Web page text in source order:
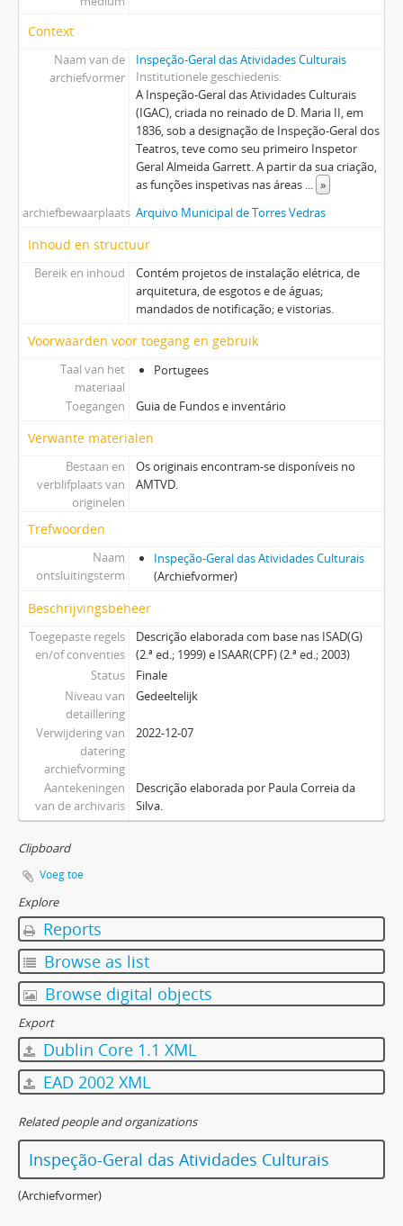
Context
Naam van de
archiefvormer
Inspeção-Geral das Atividades Culturais
Institutionele geschiedenis
A Inspeção-Geral das Atividades Culturais
(IGAC), criada no reinado de D. Maria II, em
1836, sob a designação de Inspeção-Geral dos
Teatros, teve como seu primeiro Inspetor
Geral Almeida Garrett. A partir da sua criação,
as funções inspetivas nas áreas
»
archiefbewaarplaats Arquivo Municipal de Torres Vedras
Inhoud en structuur
Bereik en inhoud
Contém projetos de instalação elétrica, de
arquitetura, de esgotos e de águas;
mandados de notificação; e vistorias.
Voorwaarden voor toegang en gebruik
Taal van het
materiaal
Portugees
Toegangen Guia de Fundos e inventário
Verwante materialen
Bestaan en
verblifplaats van
originelen
Os originais encontram-se disponíveis no
AMTVD.
Trefwoorden
Naam
ontsluitingsterm
Inspeção-Geral das Atividades Culturais
(Archiefvormer)
Beschrijvingsbeheer
Toegepaste regels
en/of conventies
Descrição elaborada com base nas ISAD(G)
(2.ª ed.; 1999) e ISAAR(CPF) (2.ª ed.; 2003)
Status
Finale
Niveau van
detaillering
Gedeeltelijk
Verwijdering van
datering
archiefvorming
2022-12-07
Aantekeningen
van de archivaris
Descrição elaborada por Paula Correia da
Silva.
Clipboard
Voeg toe
Explore
Reports
Browse as list
Browse digital objects
Export
Dublin Core 1.1 XML
EAD 2002 XML
Related people and organizations
Inspeção-Geral das Atividades Culturais
(Archiefvormer)